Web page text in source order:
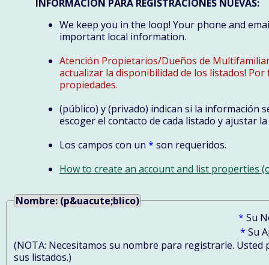
INFORMACIÓN PARA REGISTRACIONES NUEVAS:
We keep you in the loop! Your phone and
important local information.
Atención Propietarios/Dueños de
actualizar la disponibilidad de los listados!
propiedades.
(público) y (privado) indican si la información
escoger el contacto de cada listado y ajustar
Los campos con un * son requeridos.
How to create an account and list properties
Nombre: (p&uacute;blico)
* Su
* Su
(NOTA: Necesitamos su nombre para registrarle.
sus listados.)